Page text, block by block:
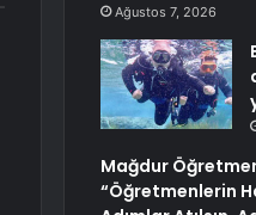
Ağustos 7, 2026
Mağdur
“Öğretmenlerin